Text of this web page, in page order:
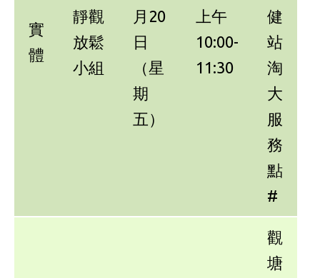
實
體
靜觀
放鬆
小組
月20
日
（星
期
五）
上午
10:00-
11:30
健
站
淘
大
服
務
點
#
觀
塘